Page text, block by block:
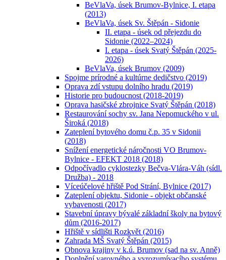
BeVlaVa, úsek Brumov-Bylnice, I. etapa
(2013)
BeVlaVa, úsek Sv. Štěpán - Sidonie
II. etapa - úsek od přejezdu do
Sidonie (2022–2024)
I. etapa - úsek Svatý Štěpán (2025-
2026)
BeVlaVa, úsek Brumov (2009)
Spojme prírodné a kultúrne dedičstvo (2019)
Oprava zdí vstupu dolního hradu (2019)
Historie pro budoucnost (2018-2019)
Oprava hasičské zbrojnice Svatý Štěpán (2018)
Restaurování sochy sv. Jana Nepomuckého v ul.
Široká (2018)
Zateplení bytového domu č.p. 35 v Sidonii
(2018)
Snížení energetické náročnosti VO Brumov-
Bylnice - EFEKT 2018 (2018)
Odpočívadlo cyklostezky Bečva-Vlára-Váh (sídl.
Družba) - 2018
Víceúčelové hřiště Pod Strání, Bylnice (2017)
Zateplení objektu, Sidonie - objekt občanské
vybavenosti (2017)
Stavební úpravy bývalé základní školy na bytový
dům (2016-2017)
Hřiště v sídlišti Rozkvět (2016)
Zahrada MŠ Svatý Štěpán (2015)
Obnova krajiny v k.ú. Brumov (sad na sv. Anně)